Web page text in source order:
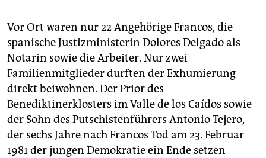
Vor Ort waren nur 22 Angehörige Francos, die
spanische Justizministerin Dolores Delgado als
Notarin sowie die Arbeiter. Nur zwei
Familienmitglieder durften der Exhumierung
direkt beiwohnen. Der Prior des
Benediktinerklosters im Valle de los Caídos sowie
der Sohn des Putschistenführers Antonio Tejero,
der sechs Jahre nach Francos Tod am 23. Februar
1981 der jungen Demokratie ein Ende setzen